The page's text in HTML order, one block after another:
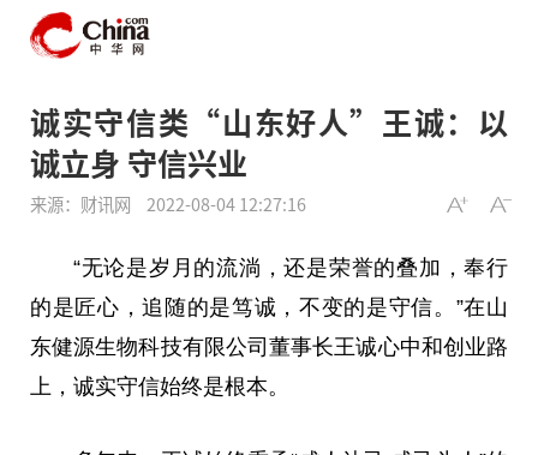
诚实守信类“山东好人”王诚：以
诚立身 守信兴业
来源：财讯网 2022-08-04 12:27:16
“无论是岁月的流淌，还是荣誉的叠加，奉行
的是匠心，追随的是笃诚，不变的是守信。”在山
东健源生物科技有限公司董事长王诚心中和创业路
上，诚实守信始终是根本。